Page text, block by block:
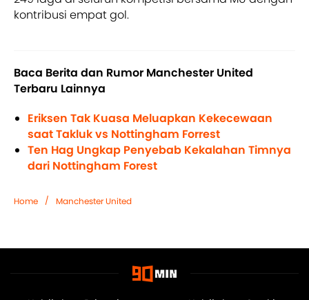
kontribusi empat gol.
Baca Berita dan Rumor Manchester United
Terbaru Lainnya
Eriksen Tak Kuasa Meluapkan Kekecewaan
saat Takluk vs Nottingham Forrest
Ten Hag Ungkap Penyebab Kekalahan Timnya
dari Nottingham Forest
Home / Manchester United